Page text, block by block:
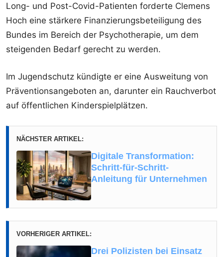
Long- und Post-Covid-Patienten forderte Clemens
Hoch eine stärkere Finanzierungsbeteiligung des
Bundes im Bereich der Psychotherapie, um dem
steigenden Bedarf gerecht zu werden.
Im Jugendschutz kündigte er eine Ausweitung von
Präventionsangeboten an, darunter ein Rauchverbot
auf öffentlichen Kinderspielplätzen.
NÄCHSTER ARTIKEL:
Digitale Transformation:
Schritt-für-Schritt-
Anleitung für Unternehmen
VORHERIGER ARTIKEL:
Drei Polizisten bei Einsatz